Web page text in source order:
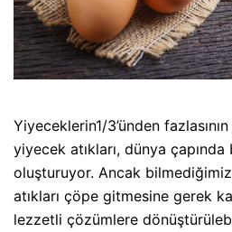
Yiyeceklerin1/3’ünden
yiyecek atıkları, dünya
oluşturuyor. Ancak
atıkları çöpe gitmesine gerek
lezzetli çözümlere